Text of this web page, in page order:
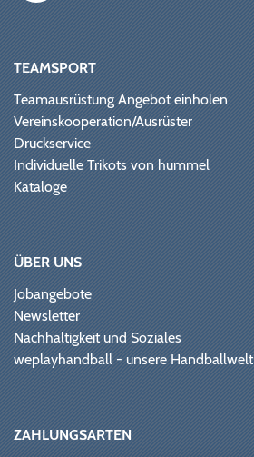
TEAMSPORT
Teamausrüstung Angebot einholen
Vereinskooperation/Ausrüster
Druckservice
Individuelle Trikots von hummel
Kataloge
ÜBER UNS
Jobangebote
Newsletter
Nachhaltigkeit und Soziales
weplayhandball - unsere Handballwelt
ZAHLUNGSARTEN